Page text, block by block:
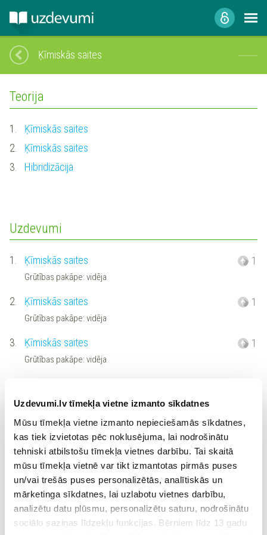
Uzdevumi.lv tīmekļa vietne izmanto sīkdatnes
Mūsu tīmekļa vietne izmanto nepieciešamās sīkdatnes,
kas tiek izvietotas pēc noklusējuma, lai nodrošinātu
tehniski atbilstošu tīmekļa vietnes darbību. Tai skaitā
mūsu tīmekļa vietnē var tikt izmantotas pirmās puses
un/vai trešās puses personalizētās, analītiskās un
mārketinga sīkdatnes, lai uzlabotu vietnes darbību,
analizētu datu plūsmu, personalizētu saturu, nodrošinātu
sociālo saziņas līdzekļu funkcijas. Bērniem līdz 13 gadu
Ķīmiskās saites
Teorija
1.
Ķīmiskās saites
2.
Ķīmiskās saites
3.
Hibridizācija
Uzdevumi
1. Ķīmiskās saites
Grūtības pakāpe: vidēja
1
2. Ķīmiskās saites
Grūtības pakāpe: vidēja
1
3. Ķīmiskās saites
Grūtības pakāpe: vidēja
1
Grūtības pakāpe: vidēja
5. Ķīmiskās saites
Grūtības pakāpe: vidēja
6. Ķīmiskās saites
Grūtības pakāpe: vidēja
7. Hibridizācija
Grūtības pakāpe: vidēja